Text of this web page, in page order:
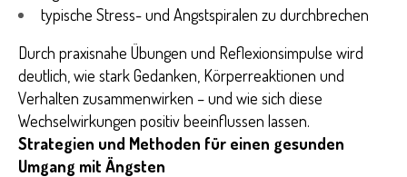
typische Stress- und Angstspiralen zu durchbrechen
Durch praxisnahe Übungen und Reflexionsimpulse wird
deutlich, wie stark Gedanken, Körperreaktionen und
Verhalten zusammenwirken – und wie sich diese
Wechselwirkungen positiv beeinflussen lassen.
Strategien und Methoden für einen gesunden
Umgang mit Ängsten